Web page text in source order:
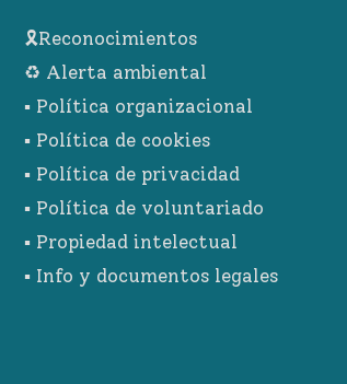
🎗Reconocimientos
♻ Alerta ambiental
▪︎ Política organizacional
▪︎ Política de cookies
▪︎ Política de privacidad
▪︎ Política de voluntariado
▪︎ Propiedad intelectual
▪︎ Info y documentos legales